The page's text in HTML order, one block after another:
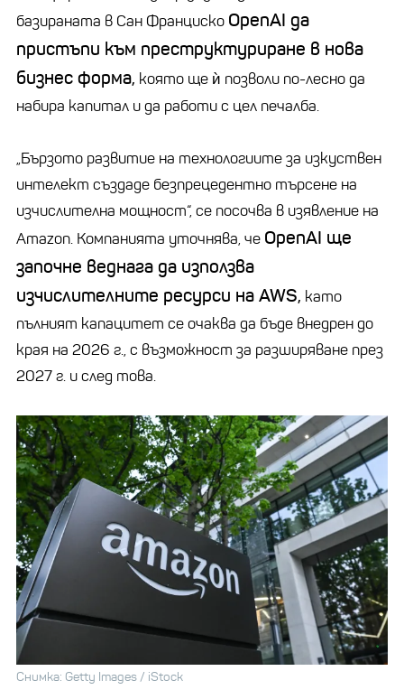
базираната в Сан Франциско OpenAI да
пристъпи към преструктуриране в нова
бизнес форма, която ще ѝ позволи по-лесно да
набира капитал и да работи с цел печалба.
„Бързото развитие на технологиите за изкуствен
интелект създаде безпрецедентно търсене на
изчислителна мощност“, се посочва в изявление на
Amazon. Компанията уточнява, че OpenAI ще
започне веднага да използва
изчислителните ресурси на AWS, като
пълният капацитет се очаква да бъде внедрен до
края на 2026 г., с възможност за разширяване през
2027 г. и след това.
Снимка: Getty Images / iStock